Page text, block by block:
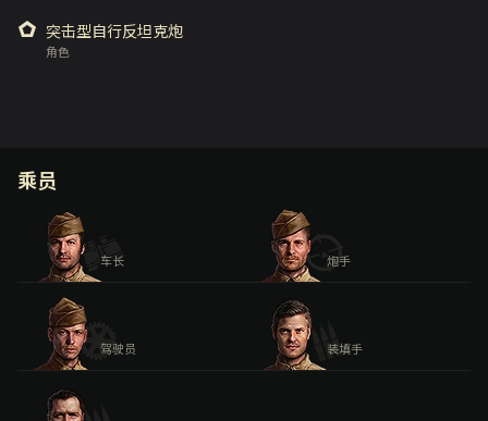
角色
突击型自行反坦克炮
乘员
车长 炮手
驾驶员 装填手